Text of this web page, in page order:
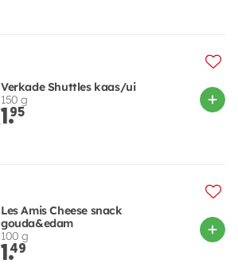
Verkade Shuttles kaas/ui
150 g
1.95
Les Amis Cheese snack
gouda&edam
100 g
1.49